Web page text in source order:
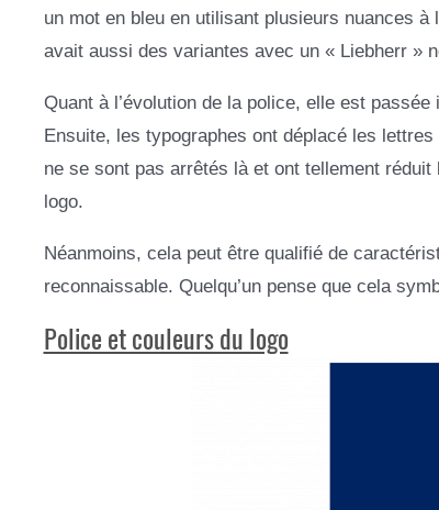
un mot en bleu en utilisant plusieurs nuances
avait aussi des variantes avec un « Liebherr »
Quant à l’évolution de la police, elle est
Ensuite, les typographes ont déplacé les
ne se sont pas arrêtés là et ont tellement
logo.
Néanmoins, cela peut être qualifié de
reconnaissable. Quelqu’un pense que cela
Police et couleurs du logo